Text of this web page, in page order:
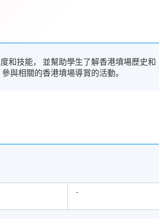
和技能， 並幫助學生了解香港墳場歷史和
與相關的香港墳場導賞的活動。
-